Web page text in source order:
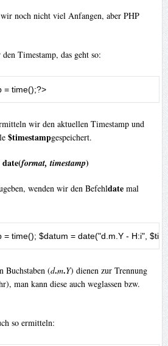
noch nicht viel Anfangen, aber PHP
Timestamp, das geht so:
= time();?>
wir den aktuellen Timestamp und
$timestampgespeichert.
date(format, timestamp)
wenden wir den Befehldatemal
= time(); $datum = date("d.m.Y - H:i",
Buchstaben (d.m.Y) dienen zur Trennung
man kann diese auch weglassen bzw.
so ermitteln: